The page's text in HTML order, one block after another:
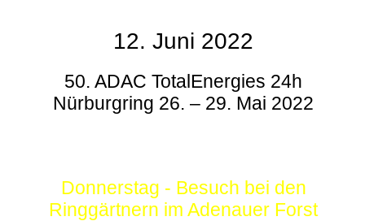
12. Juni 2022
50. ADAC TotalEnergies 24h
Nürburgring 26. – 29. Mai 2022
Donnerstag - Besuch bei den
Ringgärtnern im Adenauer Forst